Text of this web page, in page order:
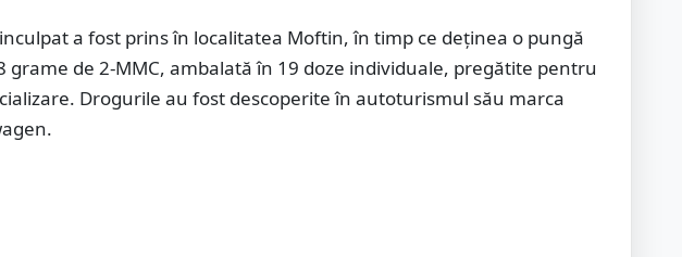
a fost prins în localitatea Moftin, în timp ce deținea o pungă
grame de 2-MMC, ambalată în 19 doze individuale, pregătite pentru
Drogurile au fost descoperite în autoturismul său marca